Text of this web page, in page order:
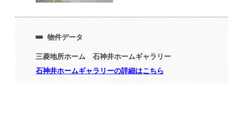
物件データ
三菱地所ホーム 石神井ホームギャラリー
石神井ホームギャラリーの詳細はこちら